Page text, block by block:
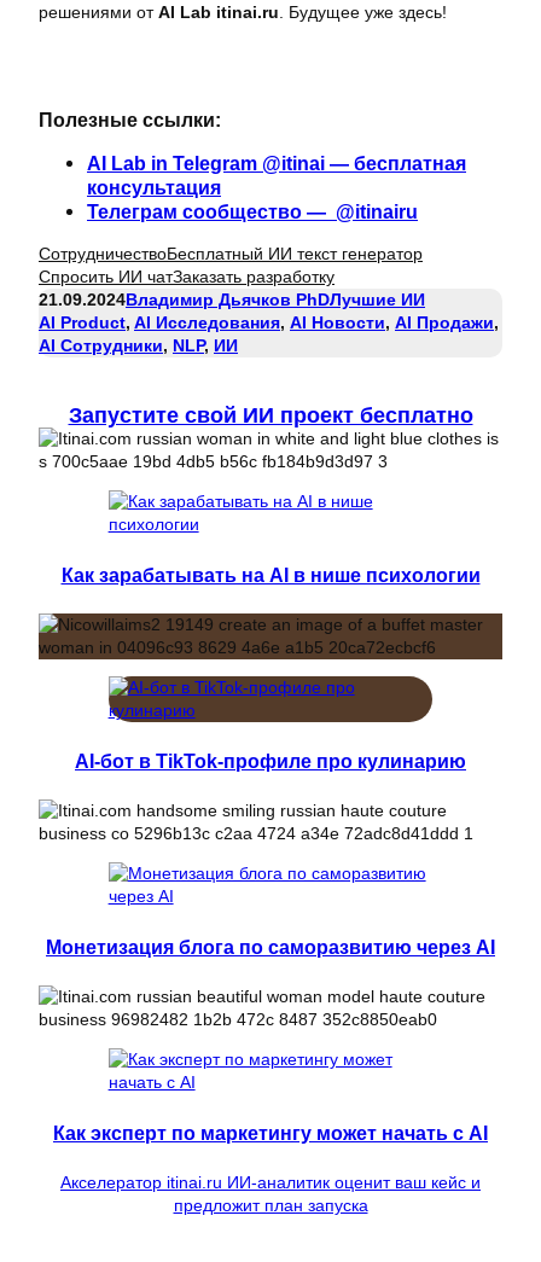
решениями отAI Lab itinai.ru . Будущее уже здесь!
Полезные ссылки:
AI Lab in Telegram @itinai — бесплатная
консультация
Телеграм сообщество — @itinairu
СотрудничествоБесплатный ИИ текст генератор
Спросить ИИ чатЗаказать разработку
21.09.2024Владимир Дьячков PhDЛучшие ИИ
AI Product, AI Исследования, AI Новости, AI Продажи
AI Сотрудники, NLP, ИИ
Запустите свой ИИ проект бесплатно
Как зарабатывать на AI в нише психологии
AI-бот в TikTok-профиле про кулинарию
Монетизация блога по саморазвитию через AI
Как эксперт по маркетингу может начать с AI
Акселератор itinai.ru ИИ-аналитик оценит ваш кейс и
предложит план запуска